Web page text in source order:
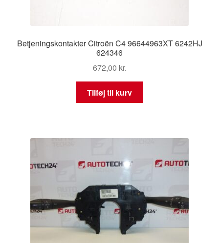
Betjeningskontakter Citroën C4 96644963XT 6242HJ
624346
672,00 kr.
Tilføj til kurv